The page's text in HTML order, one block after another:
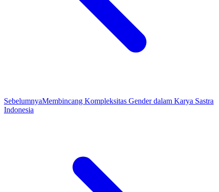
SebelumnyaMembincang Kompleksitas Gender dalam Karya Sastra
Indonesia